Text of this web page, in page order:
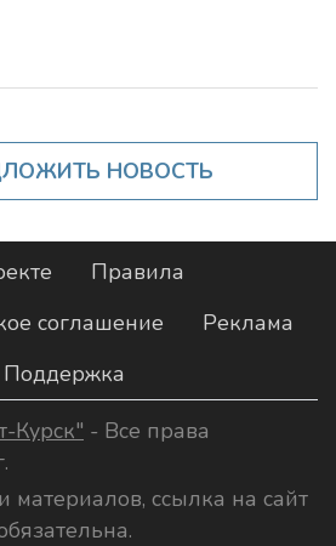
НОВОСТЬ
Правила
соглашение
Реклама
Поддержка
Курск" - Все права
ссылка на сайт